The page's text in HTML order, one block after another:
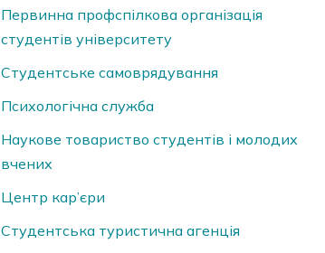
Первинна профспілкова організація
студентів університету
Студентське самоврядування
Психологічна служба
Наукове товариство студентів і молодих
вчених
Центр кар’єри
Студентська туристична агенція